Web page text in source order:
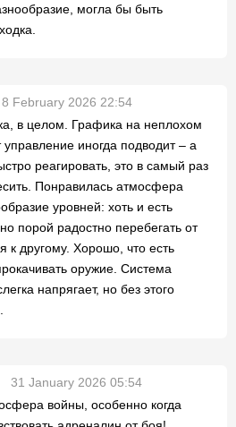
могла бы быть
8 February 2026 22:54
в целом. Графика на неплохом
управление иногда подводит – а
реагировать, это в самый раз
Понравилась атмосфера
уровней: хоть и есть
порой радостно перебегать от
к другому. Хорошо, что есть
оружие. Система
напрягает, но без этого
31 January 2026 05:54
войны, особенно когда